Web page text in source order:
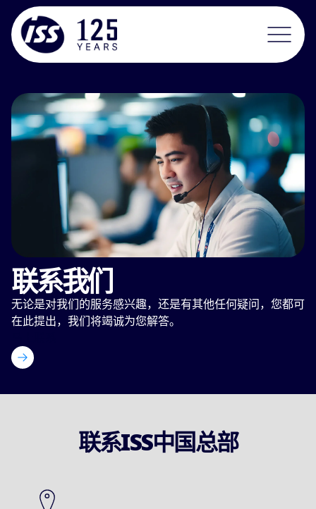
联系我们
无论是对我们的服务感兴趣，还是有其他任何疑问，您都可
在此提出，我们将竭诚为您解答。
联系ISS中国总部